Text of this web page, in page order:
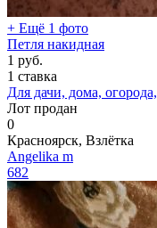
+ Ещё 1 фото
Петля накидная
1 руб.
1 ставка
Для дачи, дома,
Лот продан
0
Красноярск, Взлётка
Angelika m
682